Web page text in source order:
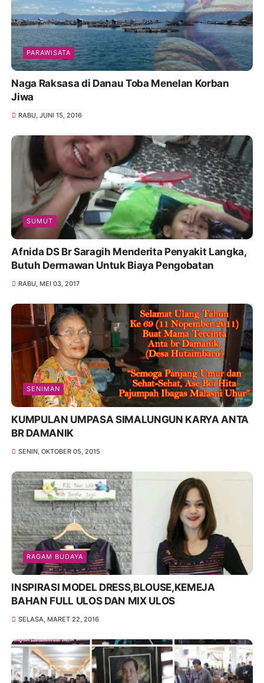
PARAWISATA
Naga Raksasa di Danau Toba Menelan Korban
Jiwa
RABU, JUNI 15, 2016
SUMUT
Afnida DS Br Saragih Menderita Penyakit Langka,
Butuh Dermawan Untuk Biaya Pengobatan
RABU, MEI 03, 2017
SENIMAN
KUMPULAN UMPASA SIMALUNGUN KARYA ANTA
BR DAMANIK
SENIN, OKTOBER 05, 2015
RAGAM BUDAYA
INSPIRASI MODEL DRESS,BLOUSE,KEMEJA
BAHAN FULL ULOS DAN MIX ULOS
SELASA, MARET 22, 2016